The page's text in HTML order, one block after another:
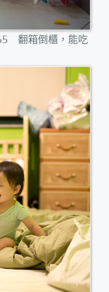
翻箱倒櫃，能吃